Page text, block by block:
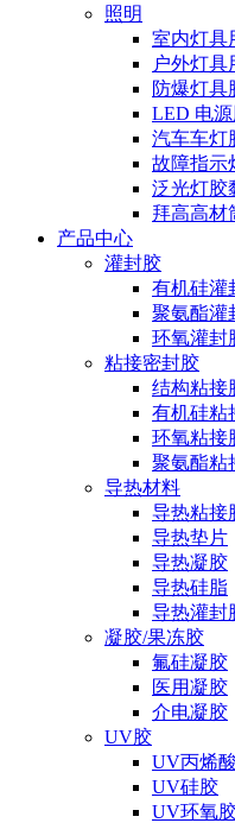
照明
室内灯具
户外灯具
防爆灯具
LED 电
汽车车灯
故障指示
泛光灯胶
拜高高材
产品中心
灌封胶
有机硅灌
聚氨酯灌
环氧灌封
粘接密封胶
结构粘接
有机硅粘
环氧粘接
聚氨酯粘
导热材料
导热粘接
导热垫片
导热凝胶
导热硅脂
导热灌封
凝胶/果冻胶
氟硅凝胶
医用凝胶
介电凝胶
UV胶
UV丙烯
UV硅胶
UV环氧